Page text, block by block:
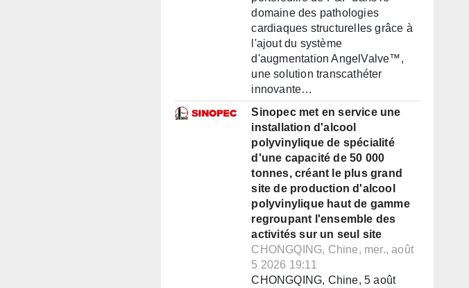
domaine des pathologies
cardiaques structurelles grâce à
l'ajout du système
d'augmentation AngelValve™,
une solution transcathéter
innovante…
Sinopec met en service une
installation d'alcool
polyvinylique de spécialité
d'une capacité de 50 000
tonnes, créant le plus grand
site de production d'alcool
polyvinylique haut de gamme
regroupant l'ensemble des
activités sur un seul site
CHONGQING, Chine, mer., août
5 2026 19:11
CHONGQING, Chine, 5 août